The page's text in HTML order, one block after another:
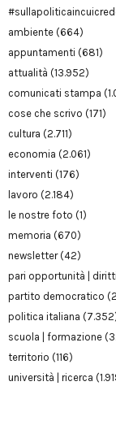
ambiente (664)
appuntamenti (681)
attualità (13.952)
comunicati stampa
cose che scrivo (171)
cultura (2.711)
economia (2.061)
interventi (176)
lavoro (2.184)
le nostre foto (1)
memoria (670)
newsletter(42)
pari opportunità | diritti
partito democratico
politica italiana
scuola | formazione
territorio (116)
università | ricerca